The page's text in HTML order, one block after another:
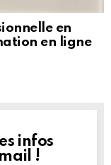
en
en ligne
infos
!